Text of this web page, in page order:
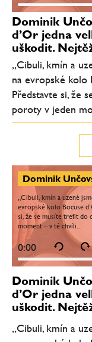
Dominik
d’Or jedna
uškodit.
„Cibuli, kmín a
na evropské kolo
Představte si, že
poroty v jeden
„Cibuli, kmín a uzené
evropské kolo Bocuse
si, že se musíte trefit do
moment – v té chvíli...
0:00
Dominik
d’Or jedna
uškodit.
„Cibuli, kmín a